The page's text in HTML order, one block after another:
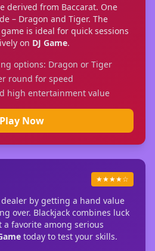
derived from Baccarat. One
– Dragon and Tiger. The
is ideal for quick sessions
on DJ Game.
options: Dragon or Tiger
round for speed
high entertainment value
Play Now
★★★★☆
by getting a hand value
over. Blackjack combines luck
favorite among serious
today to test your skills.